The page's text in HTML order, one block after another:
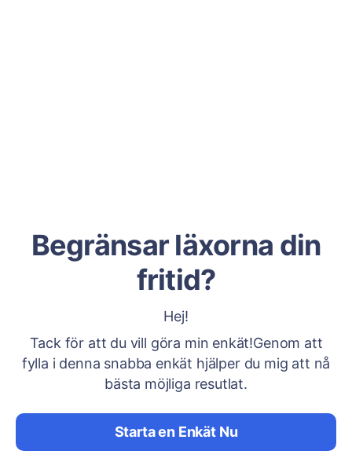
Begränsar läxorna din
fritid?
Hej!
Tack för att du vill göra min enkät!Genom att
fylla i denna snabba enkät hjälper du mig att nå
bästa möjliga resutlat.
Starta en Enkät Nu